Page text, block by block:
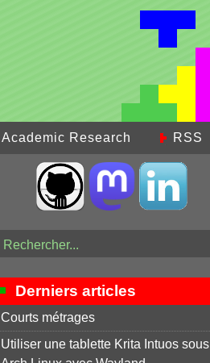
Academic Research RSS
Derniers articles
Courts métrages
Utiliser une tablette Krita Intuos sous